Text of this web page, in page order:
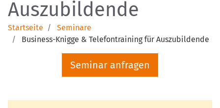
Auszubildende
Startseite
Seminare
Business-Knigge & Telefontraining für Auszubildende
Seminar anfragen